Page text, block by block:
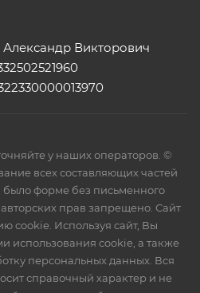
Викторович
у наших операторов. ©
всех составляющих частей
было форме без письменного
прав запрещено. Сайт
cookie. Используя сайт, Вы
использования cookie, а также
персональных данных. Вся
справочный характер и не